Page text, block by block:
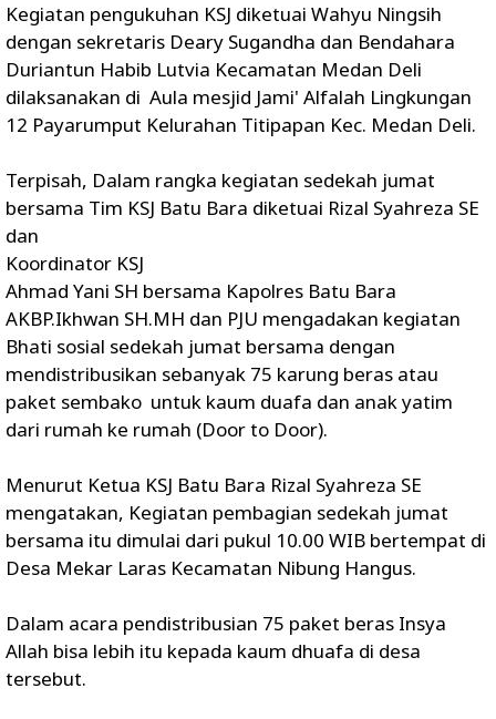
Kegiatan pengukuhan KSJ diketuai Wahyu Ningsih
dengan sekretaris Deary Sugandha dan Bendahara
Duriantun Habib Lutvia Kecamatan Medan Deli
dilaksanakan di Aula mesjid Jami' Alfalah Lingkungan
12 Payarumput Kelurahan Titipapan Kec. Medan Deli.
Terpisah, Dalam rangka kegiatan sedekah jumat
bersama Tim KSJ Batu Bara diketuai Rizal Syahreza SE
dan
Koordinator KSJ
Ahmad Yani SH bersama Kapolres Batu Bara
AKBP.Ikhwan SH.MH dan PJU mengadakan kegiatan
Bhati sosial sedekah jumat bersama dengan
mendistribusikan sebanyak 75 karung beras atau
paket sembako untuk kaum duafa dan anak yatim
dari rumah ke rumah (Door to Door).
Menurut Ketua KSJ Batu Bara Rizal Syahreza SE
mengatakan, Kegiatan pembagian sedekah jumat
bersama itu dimulai dari pukul 10.00 WIB bertempat di
Desa Mekar Laras Kecamatan Nibung Hangus.
Dalam acara pendistribusian 75 paket beras Insya
Allah bisa lebih itu kepada kaum dhuafa di desa
tersebut.